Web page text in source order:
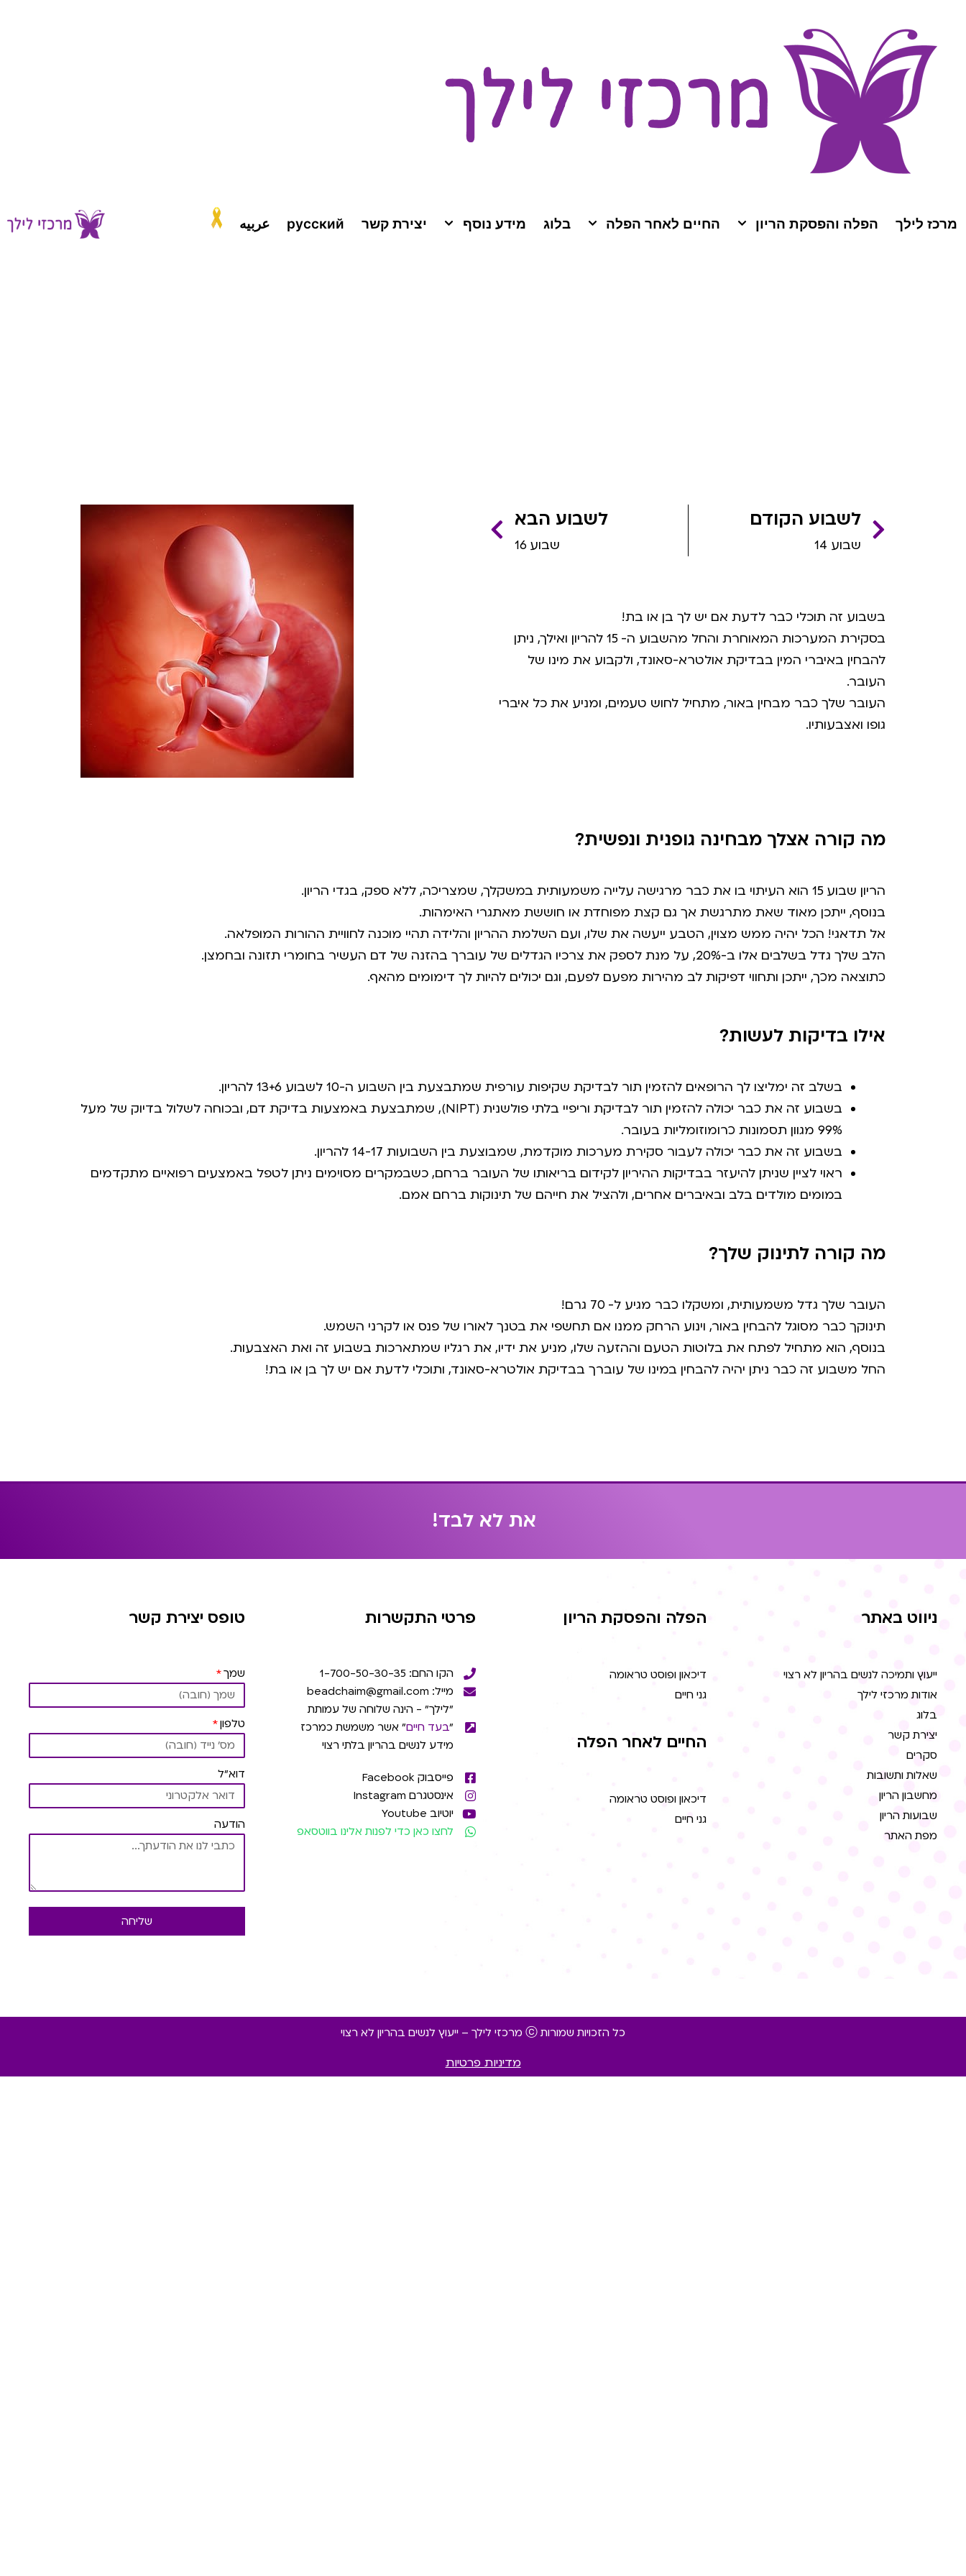
מרכז לילך הפלה והפסקת הריון החיים לאחר הפלה בלוג מידע נוסף יצירת קשר русский عربيه
לשבוע הקודם
שבוע 14
לשבוע הבא
שבוע 16
בשבוע זה תוכלי כבר לדעת אם יש לך בן או בת!
בסקירת המערכות המאוחרת והחל מהשבוע ה- 15 להריון ואילך, ניתן
להבחין באיברי המין בבדיקת אולטרא-סאונד, ולקבוע את מינו של
העובר.
העובר שלך כבר מבחין באור, מתחיל לחוש טעמים, ומניע את כל איברי
גופו ואצבעותיו.
מה קורה אצלך מבחינה גופנית ונפשית?
הריון שבוע 15 הוא העיתוי בו את כבר מרגישה עלייה משמעותית במשקלך, שמצריכה, ללא ספק, בגדי הריון.
בנוסף, ייתכן מאוד שאת מתרגשת אך גם קצת מפוחדת או חוששת מאתגרי האימהות.
אל תדאגי! הכל יהיה ממש מצוין, הטבע ייעשה את שלו, ועם השלמת ההריון והלידה תהיי מוכנה לחוויית ההורות המופלאה.
הלב שלך גדל בשלבים אלו ב-20%, על מנת לספק את צרכיו הגדלים של עוברך בהזנה של דם העשיר בחומרי תזונה ובחמצן.
כתוצאה מכך, ייתכן ותחווי דפיקות לב מהירות מפעם לפעם, וגם יכולים להיות לך דימומים מהאף.
אילו בדיקות לעשות?
בשלב זה ימליצו לך הרופאים להזמין תור לבדיקת שקיפות עורפית שמתבצעת בין השבוע ה-10 לשבוע 13+6 להריון.
בשבוע זה את כבר יכולה להזמין תור לבדיקת וריפיי בלתי פולשנית (NIPT), שמתבצעת באמצעות בדיקת דם, ובכוחה לשלול בדיוק של מעל
99% מגוון תסמונות כרומוזומליות בעובר.
בשבוע זה את כבר יכולה לעבור סקירת מערכות מוקדמת, שמבוצעת בין השבועות 14-17 להריון.
ראוי לציין שניתן להיעזר בבדיקות ההיריון לקידום בריאותו של העובר ברחם, כשבמקרים מסוימים ניתן לטפל באמצעים רפואיים מתקדמים
במומים מולדים בלב ובאיברים אחרים, ולהציל את חייהם של תינוקות ברחם אמם.
מה קורה לתינוק שלך?
העובר שלך גדל משמעותית, ומשקלו כבר מגיע ל- 70 גרם!
תינוקך כבר מסוגל להבחין באור, וינוע הרחק ממנו אם תחשפי את בטנך לאורו של פנס או לקרני השמש.
בנוסף, הוא מתחיל לפתח את בלוטות הטעם וההזעה שלו, מניע את ידיו, את רגליו שמתארכות בשבוע זה ואת האצבעות.
החל משבוע זה כבר ניתן יהיה להבחין במינו של עוברך בבדיקת אולטרא-סאונד, ותוכלי לדעת אם יש לך בן או בת!
את לא לבד!
ניווט באתר
ייעוץ ותמיכה לנשים בהריון לא רצוי
אודות מרכזי לילך
בלוג
יצירת קשר
סקרים
שאלות ותשובות
מחשבון הריון
שבועות הריון
מפת האתר
הפלה והפסקת הריון
דיכאון ופוסט טראומה
גני חיים
החיים לאחר הפלה
דיכאון ופוסט טראומה
גני חיים
פרטי התקשרות
הקו החם: 1-700-50-30-35
מייל: beadchaim@gmail.com
"לילך" - הינה שלוחה של עמותת
"בעד חיים" אשר משמשת כמרכז
מידע לנשים בהריון בלתי רצוי
פייסבוק Facebook
אינסטגרם Instagram
יוטיוב Youtube
לחצו כאן כדי לפנות אלינו בווטסאפ
טופס יצירת קשר
שמך
טלפון
דוא"ל
הודעה
שליחה
כל הזכויות שמורות ⓒ מרכזי לילך – ייעוץ לנשים בהריון לא רצוי
מדיניות פרטיות